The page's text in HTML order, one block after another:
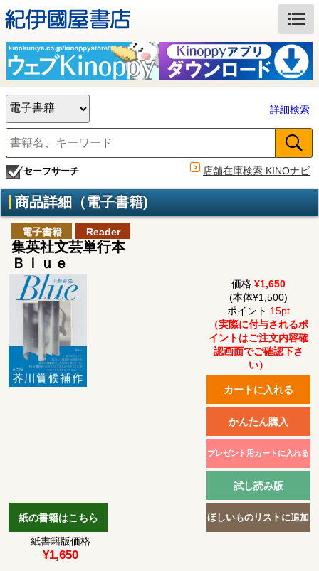
詳細検索
セーフサーチ 店舗在庫検索 KINOナビ
商品詳細（電子書籍)
電子書籍 Reader
集英社文芸単行本
Ｂｌｕｅ
価格 ¥1,650
(本体¥1,500)
ポイント 15pt
（実際に付与されるポ
イントはご注文内容確
認画面でご確認下さ
い）
紙書籍版価格
¥1,650